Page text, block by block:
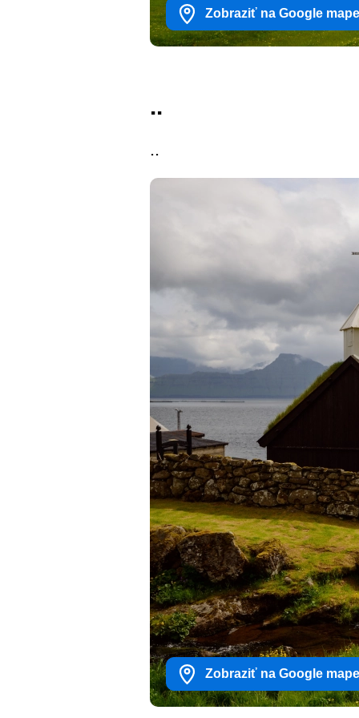
Zobraziť na Google mape
..
..
Zobraziť na Google mape